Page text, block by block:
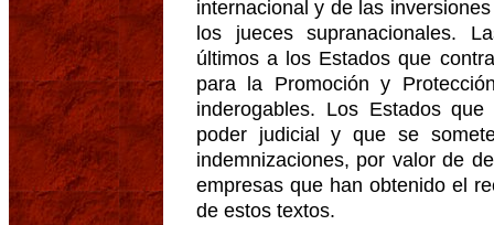
internacional y de las
los jueces supranacionales.
últimos a los Estados que
para la Promoción y
inderogables. Los Estados
poder judicial y que se
indemnizaciones, por valor de
empresas que han obtenido el
de estos textos.